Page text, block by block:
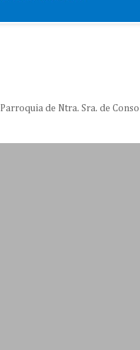
Parroquia de Ntra. Sra. de